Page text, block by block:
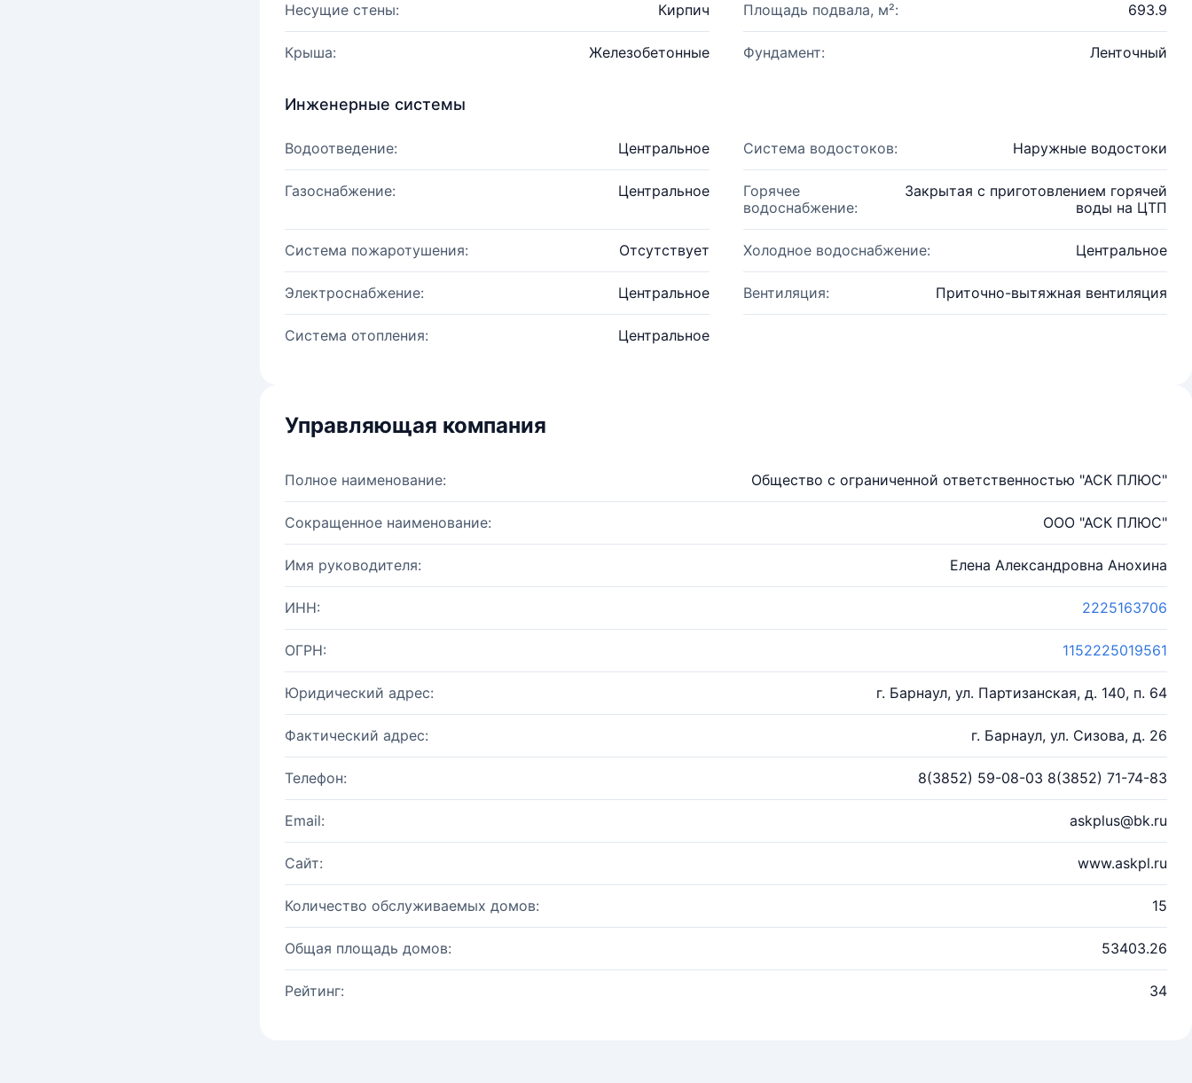
Несущие стены: Кирпич Площадь подвала, м²: 693.9
Крыша: Железобетонные Фундамент: Ленточный
Инженерные системы
Водоотведение: Центральное Система водостоков: Наружные водостоки
Газоснабжение: Центральное
Горячее
водоснабжение:
Закрытая с приготовлением горячей
воды на ЦТП
Система пожаротушения: Отсутствует Холодное водоснабжение: Центральное
Электроснабжение: Центральное Вентиляция: Приточно-вытяжная вентиляция
Система отопления: Центральное
Управляющая компания
Полное наименование: Общество с ограниченной ответственностью "АСК ПЛЮС"
Сокращенное наименование: ООО "АСК ПЛЮС"
Имя руководителя: Елена Александровна Анохина
ИНН: 2225163706
ОГРН: 1152225019561
Юридический адрес: г. Барнаул, ул. Партизанская, д. 140, п. 64
Фактический адрес: г. Барнаул, ул. Сизова, д. 26
Телефон: 8(3852) 59-08-03 8(3852) 71-74-83
Email: askplus@bk.ru
Сайт: www.askpl.ru
Количество обслуживаемых домов: 15
Общая площадь домов: 53403.26
Рейтинг: 34